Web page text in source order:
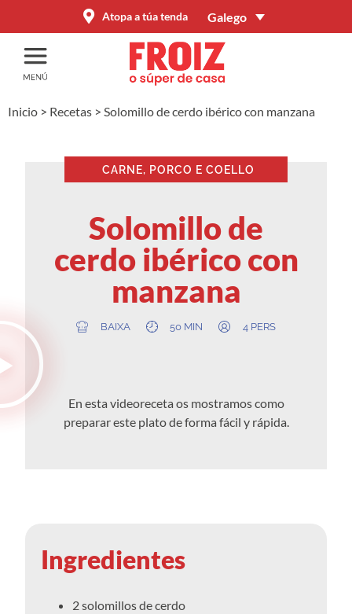
Atopa a túa tenda Galego
Inicio > Recetas > Solomillo de cerdo ibérico con manzana
CARNE, PORCO E COELLO
Solomillo de
cerdo ibérico con
manzana
BAIXA 50 MIN 4 PERS
En esta videoreceta os mostramos como
preparar este plato de forma fácil y rápida.
Ingredientes
2 solomillos de cerdo